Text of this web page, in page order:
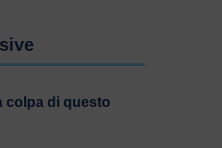
colpa di questo